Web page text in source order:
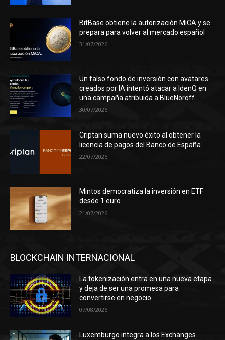
BitBase obtiene la autorización MiCA y se
prepara para volver al mercado español
31/07/2026
Un falso fondo de inversión con avatares
creados por IA intentó atacar a IdenQ en
una campaña atribuida a BlueNoroff
30/07/2026
Criptan suma nuevo éxito al obtener la
licencia de pagos del Banco de España
22/07/2026
Mintos democratiza la inversión en ETF
desde 1 euro
21/07/2026
BLOCKCHAIN INTERNACIONAL
La tokenización entra en una nueva etapa
y deja de ser una promesa para
convertirse en negocio
07/08/2026
Luxemburgo integra a los Exchanges